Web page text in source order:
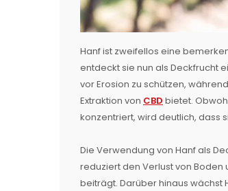
Hanf ist zweifellos eine
entdeckt sie nun als Deckfrucht
vor Erosion zu schützen,
Extraktion von CBD bietet.
konzentriert, wird deutlich, dass
Die Verwendung von Hanf als
reduziert den Verlust von
beiträgt. Darüber hinaus wächst